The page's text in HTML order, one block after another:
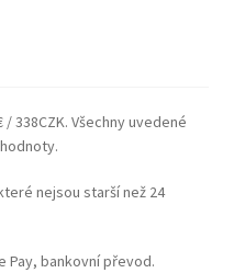
338CZK. Všechny uvedené
nejsou starší než 24
Pay, bankovní převod.